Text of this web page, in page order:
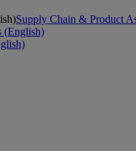
Supply Chain & Product
(English)